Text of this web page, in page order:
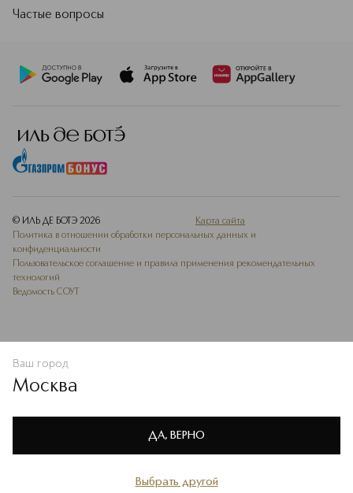
Политике конфиденциальности
Частые вопросы
© ИЛЬ ДЕ БОТЭ 2026
Карта сайта
Политика в отношении обработки персональных данных и
конфиденциальности
Пользовательское соглашение и правила применения рекомендательных
технологий
Ведомость СОУТ
Избранное
Ваш город
Москва
Выбрать другой
ДА, ВЕРНО